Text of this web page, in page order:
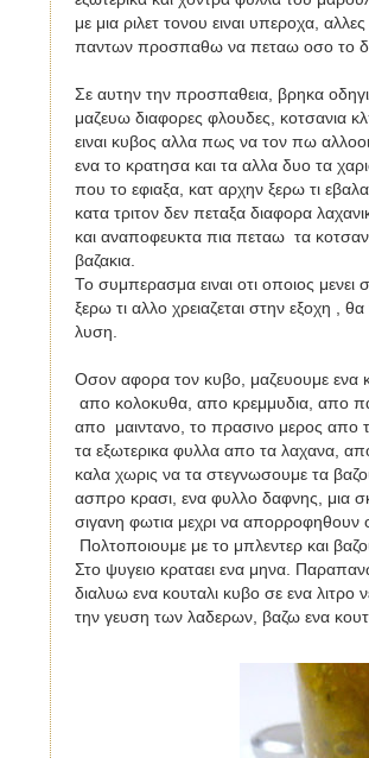
με μια ριλετ τονου ειναι υπεροχα,
παντων προσπαθω να πεταω οσο το
Σε αυτην την προσπαθεια, βρηκα
μαζευω διαφορες φλουδες, κοτσανια
ειναι κυβος αλλα πως να τον πω
ενα το κρατησα και τα αλλα δυο τα
που το εφιαξα, κατ αρχην ξερω τι
κατα τριτον δεν πεταξα διαφορα
και αναποφευκτα πια πεταω τα
βαζακια.
Το συμπερασμα ειναι οτι οποιος μενει
ξερω τι αλλο χρειαζεται στην εξοχη ,
λυση.
Οσον αφορα τον κυβο, μαζευουμε ενα
απο κολοκυθα, απο κρεμμυδια, απο
απο μαιντανο, το πρασινο μερος απο
τα εξωτερικα φυλλα απο τα λαχανα,
καλα χωρις να τα στεγνωσουμε τα
ασπρο κρασι, ενα φυλλο δαφνης, μια
σιγανη φωτια μεχρι να απορροφηθουν
Πολτοποιουμε με το μπλεντερ και
Στο ψυγειο κραταει ενα μηνα.
διαλυω ενα κουταλι κυβο σε ενα λιτρο
την γευση των λαδερων, βαζω ενα